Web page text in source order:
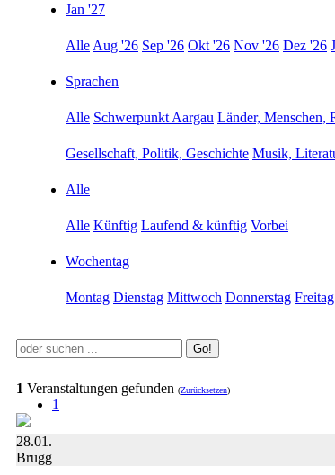
Jan '27
Alle Aug '26 Sep '26 Okt '26 Nov '26 Dez '26
Sprachen
Alle Schwerpunkt Aargau Länder, Menschen,
Gesellschaft, Politik, Geschichte Musik,
Alle
Alle Künftig Laufend & künftig Vorbei
Wochentag
Montag Dienstag Mittwoch Donnerstag Freitag
Go!
1 Veranstaltungen gefunden (Zurücksetzen)
1
28.01.
Brugg